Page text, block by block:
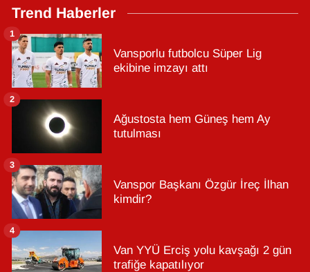
Trend Haberler
Vansporlu futbolcu Süper Lig
ekibine imzayı attı
1
Ağustosta hem Güneş hem Ay
tutulması
2
Vanspor Başkanı Özgür İreç İlhan
kimdir?
3
Van YYÜ Erciş yolu kavşağı 2 gün
trafiğe kapatılıyor
4